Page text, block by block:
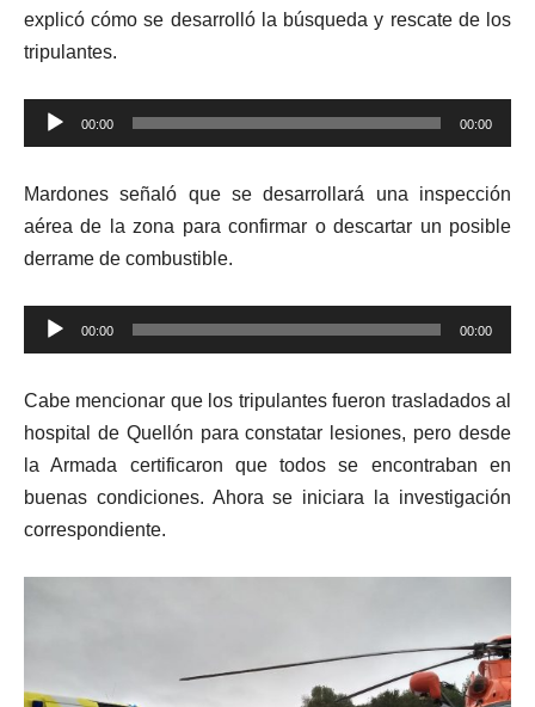
explicó cómo se desarrolló la búsqueda y rescate de los
tripulantes.
Reproductor
de
00:00 00:00
Mardones señaló que se desarrollará una inspección
aérea de la zona para confirmar o descartar un posible
derrame de combustible.
Reproductor
de
00:00 00:00
Cabe mencionar que los tripulantes fueron trasladados al
hospital de Quellón para constatar lesiones, pero desde
la Armada certificaron que todos se encontraban en
buenas condiciones. Ahora se iniciara la investigación
correspondiente.